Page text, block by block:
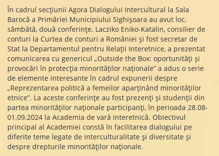
În cadrul secțiunii Agora Dialogului Intercultural la Sala
Barocă a Primăriei Municipiului Sighișoara au avut loc,
sâmbătă, două conferințe. Lacziko Eniko-Katalin, consilier de
conturi la Curtea de conturi a României și fost secretar de
Stat la Departamentul pentru Relații Interetnice, a prezentat
comunicarea cu genericul „Outside the Box: oportunități și
provocări în protecția minorităților naționale” a adus o serie
de elemente interesante în cadrul expunerii despre
„Reprezentarea politică a femeilor aparținând minorităților
etnice”. La aceste conferințe au fost prezenți și studenții din
partea minorităților naționale participanți, în perioada 28.08-
01.09.2024 la Academia de vară interetnică. Obiectivul
principal al Academiei constă în facilitarea dialogului pe
diferite teme legate de interculturalitate și diversitate și
despre drepturile minorităților naționale.